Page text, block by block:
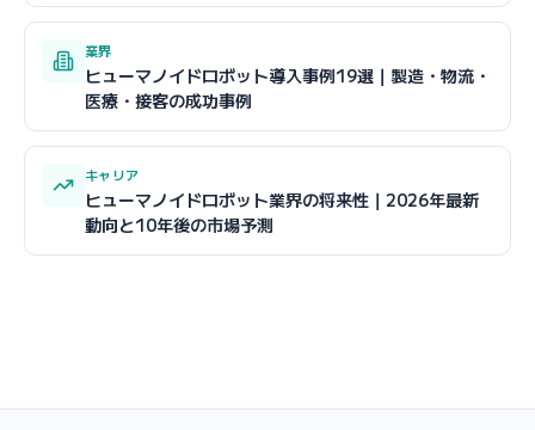
業界
ヒューマノイドロボット導入事例19選｜製造・物流・
医療・接客の成功事例
キャリア
ヒューマノイドロボット業界の将来性｜2026年最新
動向と10年後の市場予測